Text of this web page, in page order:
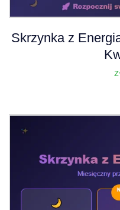
Skrzynka z